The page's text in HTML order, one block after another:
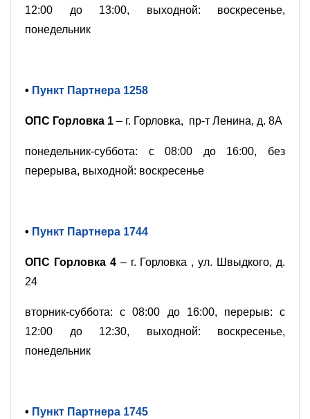
12:00 до 13:00, выходной: воскресенье,
понедельник
• Пункт Партнера 1258
ОПС Горловка 1 – г. Горловка, пр-т Ленина, д. 8А
понедельник-суббота: с 08:00 до 16:00, без
перерыва, выходной: воскресенье
• Пункт Партнера 1744
ОПС Горловка 4– г. Горловка , ул. Швыдкого, д.
24
вторник-суббота: с 08:00 до 16:00, перерыв: с
12:00 до 12:30, выходной: воскресенье,
понедельник
• Пункт Партнера 1745